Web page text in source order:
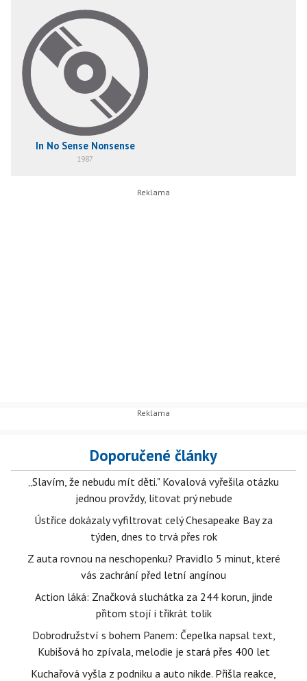
In No Sense Nonsense
1987
Doporučené články
„Slavím, že nebudu mít děti." Kovalová vyřešila otázku
jednou provždy, litovat prý nebude
Ústřice dokázaly vyfiltrovat celý Chesapeake Bay za
týden, dnes to trvá přes rok
Z auta rovnou na neschopenku? Pravidlo 5 minut, které
vás zachrání před letní angínou
Action láká: Značková sluchátka za 244 korun, jinde
přitom stojí i třikrát tolik
Dobrodružství s bohem Panem: Čepelka napsal text,
Kubišová ho zpívala, melodie je stará přes 400 let
Kuchařová vyšla z podniku a auto nikde. Přišla reakce,